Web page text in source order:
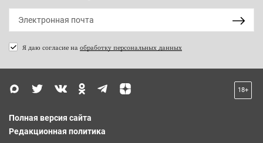
Я даю согласие на обработку персональных данных
18+
Полная версия сайта
Редакционная политика